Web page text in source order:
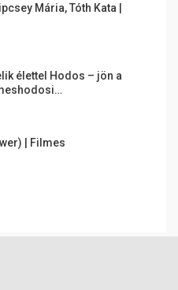
Mária, Tóth Kata |
élettel Hodos – jön a
| Filmes